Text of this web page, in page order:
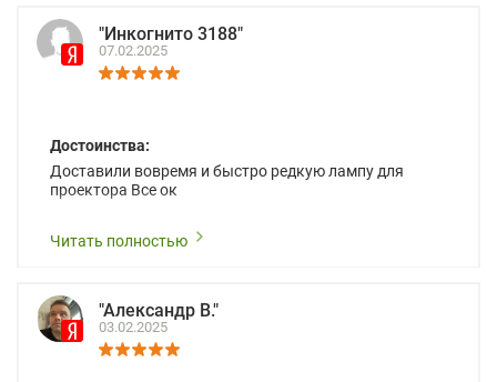
"Инкогнито 3188"
07.02.2025
Достоинства:
Доставили вовремя и быстро редкую лампу для
проектора Все ок
Читать полностью
"Александр В."
03.02.2025